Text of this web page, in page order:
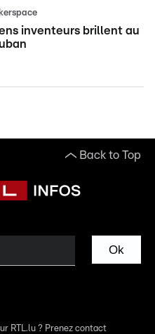
inventeurs brillent au
Back to Top
Ok
RTL.lu ? Prenez contact